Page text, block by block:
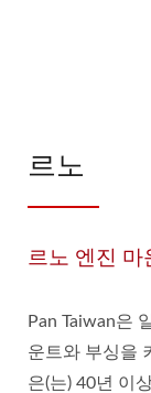
르노
르노 엔진 마
Pan Taiwan은
운트와 부싱을
은(는) 40년 이